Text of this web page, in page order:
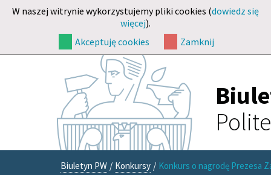
W naszej witrynie wykorzystujemy pliki cookies (dowiedz się
więcej).
Akceptuję cookies
Zamknij
Biuletyn PW / Konkursy / Konkurs o nagrodę Prezesa